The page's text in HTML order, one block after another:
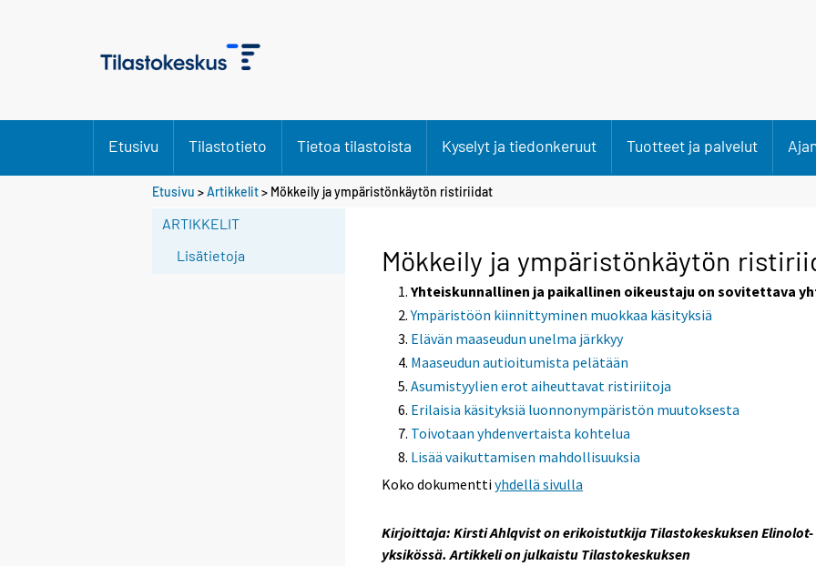
Etusivu Tilastotieto Tietoa tilastoista Kyselyt ja tiedonkeruut Tuotteet ja palvelut
Etusivu >Artikkelit> Mökkeily ja ympäristönkäytön ristiriidat
ARTIKKELIT
Lisätietoja
Mökkeily ja ympäristönkäytön
Yhteiskunnallinen ja paikallinen oikeustaju on sovitettava
Ympäristöön kiinnittyminen muokkaa käsityksiä
Elävän maaseudun unelma järkkyy
Maaseudun autioitumista pelätään
Asumistyylien erot aiheuttavat ristiriitoja
Erilaisia käsityksiä luonnonympäristön muutoksesta
Toivotaan yhdenvertaista kohtelua
Lisää vaikuttamisen mahdollisuuksia
Koko dokumenttiyhdellä sivulla
Kirjoittaja: Kirsti Ahlqvist on erikoistutkija Tilastokeskuksen Elinolot-
yksikössä. Artikkeli on julkaistu Tilastokeskuksen